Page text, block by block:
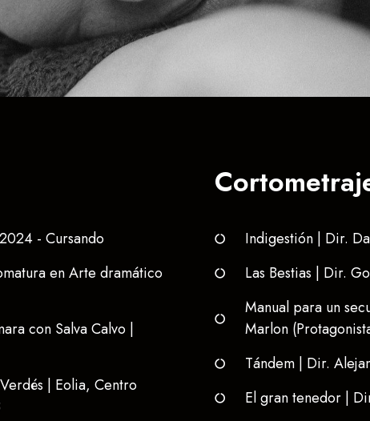
- Cursando
en Arte dramático
con Salva Calvo |
| Eolia, Centro
Indigestión | Dir.
Las Bestias | Dir.
Manual para un
Marlon
Tándem | Dir.
El gran tenedor |